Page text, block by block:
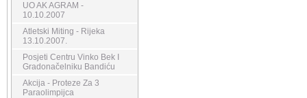
UO AK AGRAM -
10.10.2007
Atletski Miting - Rijeka
13.10.2007.
Posjeti Centru Vinko Bek I
Gradonačelniku Bandiću
Akcija - Proteze Za 3
Paraolimpijca